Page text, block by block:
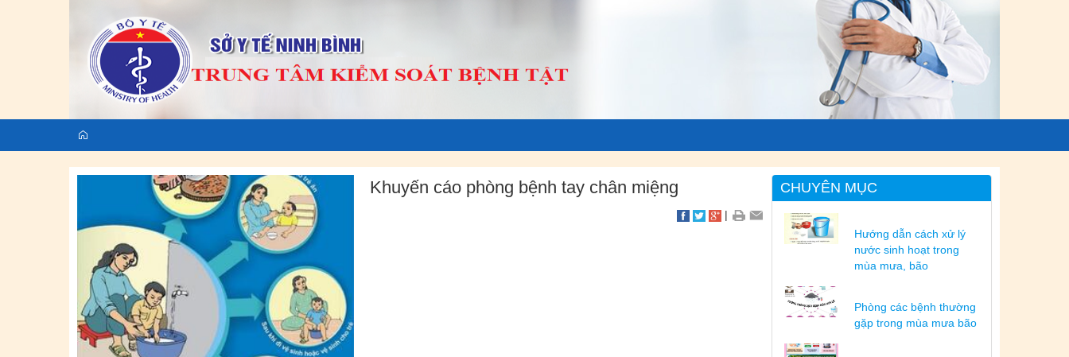
Khuyến cáo phòng bệnh tay chân miệng
|
CHUYÊN MỤC
Hướng dẫn cách xử lý
nước sinh hoạt trong
mùa mưa, bão
Phòng các bệnh thường
gặp trong mùa mưa bão